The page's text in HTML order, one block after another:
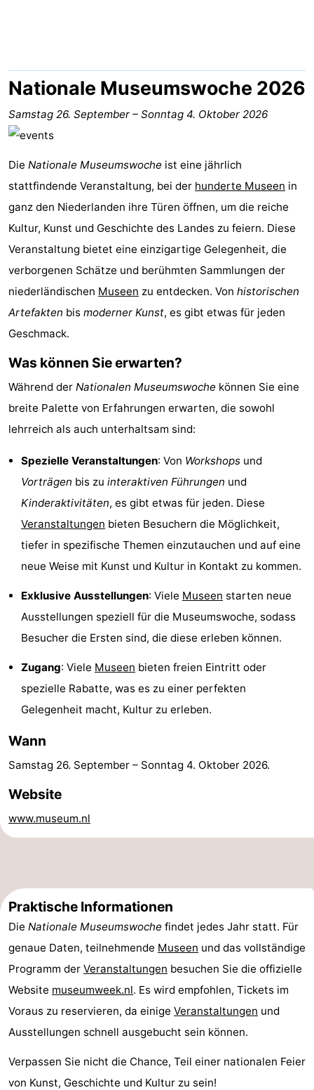
Amsterdamse
Bos
Spaarnwoude
Hotels
Zimmer
(mit
Lastminutes
Attraktionen
Sehen
&
-
Denkmäler
-
Kirchen
-
-
Rundfahrten
-
Experiences
Führungen
Radfahren
Nachtleben
Essen
und
Einkäufen
Warenhäuser
Veranstaltungen
Kanale
Coffeeshops
Homohauptstadt
Rotlichtviertel
Geschichte
Stadt
Nationale Museumswoche 2026
Samstag 26. September – Sonntag 4. Oktober 2026
Die Nationale Museumswoche ist eine jährlich
stattfindende Veranstaltung, bei der hunderte Museen in
ganz den Niederlanden ihre Türen öffnen, um die reiche
Kultur, Kunst und Geschichte des Landes zu feiern. Diese
Veranstaltung bietet eine einzigartige Gelegenheit, die
verborgenen Schätze und berühmten Sammlungen der
niederländischen Museen zu entdecken. Von historischen
Artefakten bis moderner Kunst, es gibt etwas für jeden
Geschmack.
Was können Sie erwarten?
Während der Nationalen Museumswoche können Sie eine
breite Palette von Erfahrungen erwarten, die sowohl
lehrreich als auch unterhaltsam sind:
Spezielle Veranstaltungen: Von Workshops und
Vorträgen bis zu interaktiven Führungen und
Kinderaktivitäten, es gibt etwas für jeden. Diese
Veranstaltungen bieten Besuchern die Möglichkeit,
tiefer in spezifische Themen einzutauchen und auf eine
neue Weise mit Kunst und Kultur in Kontakt zu kommen.
Exklusive Ausstellungen: Viele Museen starten neue
Ausstellungen speziell für die Museumswoche, sodass
Besucher die Ersten sind, die diese erleben können.
Zugang: Viele Museen bieten freien Eintritt oder
spezielle Rabatte, was es zu einer perfekten
Gelegenheit macht, Kultur zu erleben.
Wann
Samstag 26. September – Sonntag 4. Oktober 2026.
Website
www.museum.nl
Praktische Informationen
Die Nationale Museumswoche findet jedes Jahr statt. Für
genaue Daten, teilnehmende Museen und das vollständige
Programm der Veranstaltungen besuchen Sie die offizielle
Website museumweek.nl. Es wird empfohlen, Tickets im
Voraus zu reservieren, da einige Veranstaltungen und
Ausstellungen schnell ausgebucht sein können.
Verpassen Sie nicht die Chance, Teil einer nationalen Feier
von Kunst, Geschichte und Kultur zu sein!